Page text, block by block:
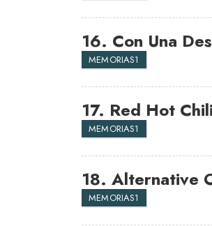
16. Con Una
MEMORIAS1
17. Red Hot
MEMORIAS1
18. Alternative
MEMORIAS1